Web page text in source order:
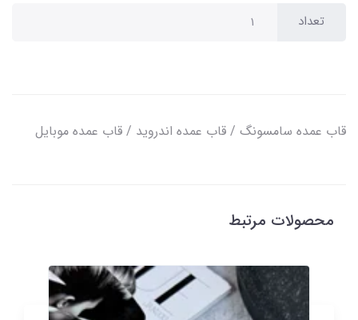
تعداد
قاب عمده سامسونگ / قاب عمده اندروید / قاب عمده موبایل
محصولات مرتبط